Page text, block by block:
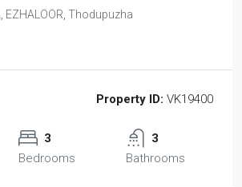
EZHALOOR, Thodupuzha
Property ID: VK19400
3
Bedrooms
3
Bathrooms